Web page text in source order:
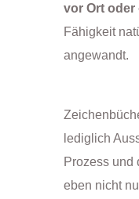
vor Ort oder
Fähigkeit
angewandt.
lediglich
Prozess und
eben nicht